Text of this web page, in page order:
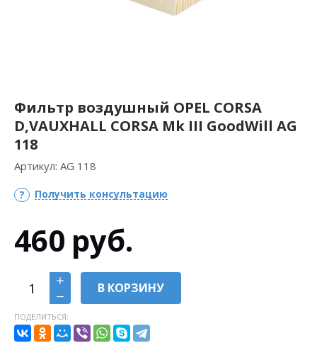
Фильтр воздушный OPEL CORSA
D,VAUXHALL CORSA Mk III GoodWill AG
118
Артикул: AG 118
Получить консультацию
460 руб.
В КОРЗИНУ
ПОДЕЛИТЬСЯ: